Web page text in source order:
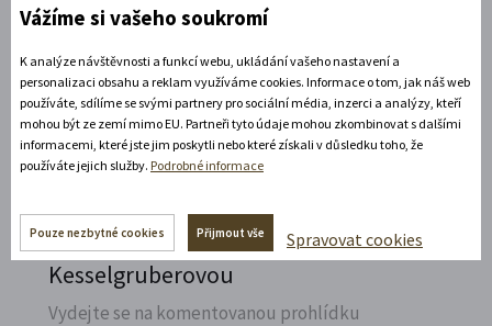
vzpomenout na naší první českou závodnici,
Rozbalte si další akce
7. 8. 2026
Speciální prohlídka chrámu s
Ludmilou Marešovou
Kesselgruberovou
Vydejte se na komentovanou prohlídku
Vážíme si vašeho soukromí
K analýze návštěvnosti a funkcí webu, ukládání vašeho nastavení a
personalizaci obsahu a reklam využíváme cookies. Informace o tom, jak náš web
používáte, sdílíme se svými partnery pro sociální média, inzerci a analýzy, kteří
mohou být ze zemí mimo EU. Partneři tyto údaje mohou zkombinovat s dalšími
informacemi, které jste jim poskytli nebo které získali v důsledku toho, že
používáte jejich služby. Podrobné informace
Pouze nezbytné cookies Přijmout vše Spravovat cookies